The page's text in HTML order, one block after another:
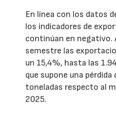
En línea con los datos
los indicadores de
continúan en negativo.
semestre las
un 15,4%, hasta las
que supone una pérdida
toneladas respecto al
2025.